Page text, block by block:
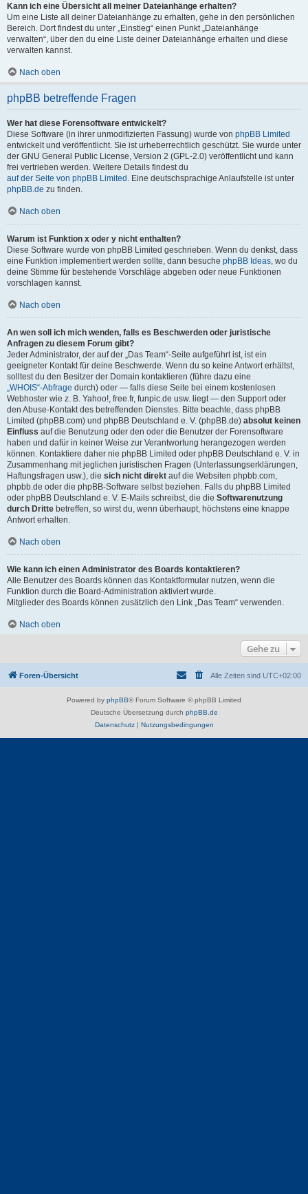
Kann ich eine Übersicht all meiner Dateianhänge erhalten?
Um eine Liste all deiner Dateianhänge zu erhalten, gehe in den persönlichen
Bereich. Dort findest du unter „Einstieg“ einen Punkt „Dateianhänge
verwalten“, über den du eine Liste deiner Dateianhänge erhalten und diese
verwalten kannst.
Nach oben
phpBB betreffende Fragen
Wer hat diese Forensoftware entwickelt?
Diese Software (in ihrer unmodifizierten Fassung) wurde von phpBB Limited
entwickelt und veröffentlicht. Sie ist urheberrechtlich geschützt. Sie wurde unter
der GNU General Public License, Version 2 (GPL-2.0) veröffentlicht und kann
frei vertrieben werden. Weitere Details findest du
auf der Seite von phpBB Limited. Eine deutschsprachige Anlaufstelle ist unter
phpBB.de zu finden.
Nach oben
Warum ist Funktion x oder y nicht enthalten?
Diese Software wurde von phpBB Limited geschrieben. Wenn du denkst, dass
eine Funktion implementiert werden sollte, dann besuche phpBB Ideas, wo du
deine Stimme für bestehende Vorschläge abgeben oder neue Funktionen
vorschlagen kannst.
Nach oben
An wen soll ich mich wenden, falls es Beschwerden oder juristische
Anfragen zu diesem Forum gibt?
Jeder Administrator, der auf der „Das Team“-Seite aufgeführt ist, ist ein
geeigneter Kontakt für deine Beschwerde. Wenn du so keine Antwort erhältst,
solltest du den Besitzer der Domain kontaktieren (führe dazu eine
„WHOIS“-Abfrage durch) oder — falls diese Seite bei einem kostenlosen
Webhoster wie z. B. Yahoo!, free.fr, funpic.de usw. liegt — den Support oder
den Abuse-Kontakt des betreffenden Dienstes. Bitte beachte, dass phpBB
Limited (phpBB.com) und phpBB Deutschland e. V. (phpBB.de) absolut keinen
Einfluss auf die Benutzung oder den oder die Benutzer der Forensoftware
haben und dafür in keiner Weise zur Verantwortung herangezogen werden
können. Kontaktiere daher nie phpBB Limited oder phpBB Deutschland e. V. in
Zusammenhang mit jeglichen juristischen Fragen (Unterlassungserklärungen,
Haftungsfragen usw.), die sich nicht direkt auf die Websiten phpbb.com,
phpbb.de oder die phpBB-Software selbst beziehen. Falls du phpBB Limited
oder phpBB Deutschland e. V. E-Mails schreibst, die die Softwarenutzung
durch Dritte betreffen, so wirst du, wenn überhaupt, höchstens eine knappe
Antwort erhalten.
Nach oben
Wie kann ich einen Administrator des Boards kontaktieren?
Alle Benutzer des Boards können das Kontaktformular nutzen, wenn die
Funktion durch die Board-Administration aktiviert wurde.
Mitglieder des Boards können zusätzlich den Link „Das Team“ verwenden.
Nach oben
Gehe zu
Foren-Übersicht Alle Zeiten sind UTC+02:00
Powered by phpBB® Forum Software © phpBB Limited
Deutsche Übersetzung durch phpBB.de
Datenschutz| Nutzungsbedingungen